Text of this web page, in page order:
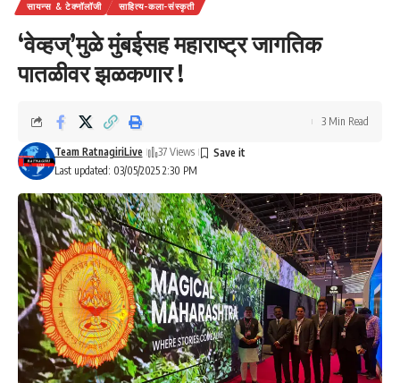
सायन्स & टेक्नॉलॉजी
साहित्य-कला-संस्कृती
‘वेव्हज्’मुळे मुंबईसह महाराष्ट्र जागतिक
पातळीवर झळकणार !
Last updated: 03/05/2025 2:30 PM
Team RatnagiriLive 37 Views
3 Min Read